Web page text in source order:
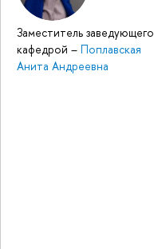
Заместитель заведующего
кафедрой – Поплавская
Анита Андреевна